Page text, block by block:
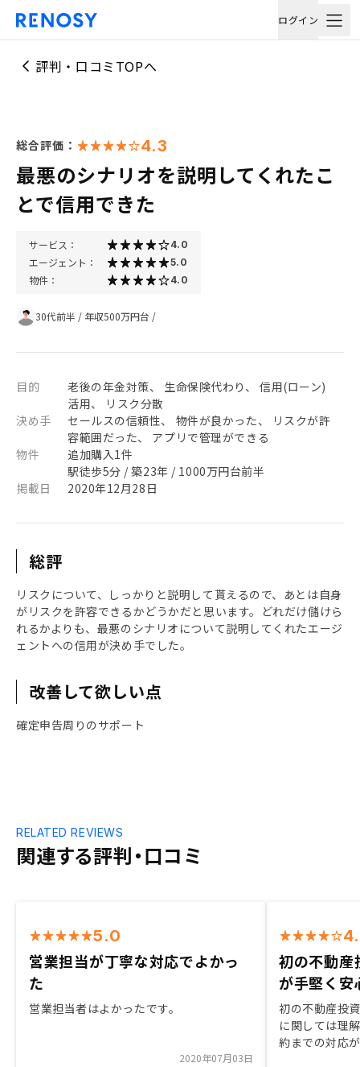
ログイン
評判・口コミTOPへ
総合評価： 4.3
最悪のシナリオを説明してくれたこ
とで信用できた
サービス： 4.0
エージェント： 5.0
物件： 4.0
30代前半 / 年収500万円台 /
目的
老後の年金対策、 生命保険代わり、 信用(ローン)
活用、 リスク分散
決め手
セールスの信頼性、 物件が良かった、 リスクが許
容範囲だった、 アプリで管理ができる
物件
追加購入1件
駅徒歩5分 / 築23年 / 1000万円台前半
掲載日
2020年12月28日
総評
リスクについて、しっかりと説明して貰えるので、あとは自身
がリスクを許容できるかどうかだと思います。どれだけ儲けら
れるかよりも、最悪のシナリオについて説明してくれたエージ
ェントへの信用が決め手でした。
改善して欲しい点
確定申告周りのサポート
関連する評判・口コミ
RELATED REVIEWS
5.0
営業担当が丁寧な対応でよかっ
た
営業担当者はよかったです。
2020年07月03日
初の不動産
が手堅く安
初の不動産投
に関しては理
約までの対応